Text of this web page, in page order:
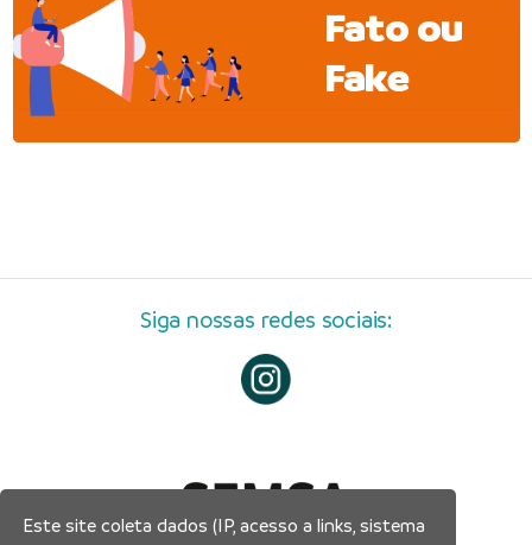
Fato ou
Fake
Siga nossas redes sociais:
Este site coleta dados (IP, acesso a links, sistema